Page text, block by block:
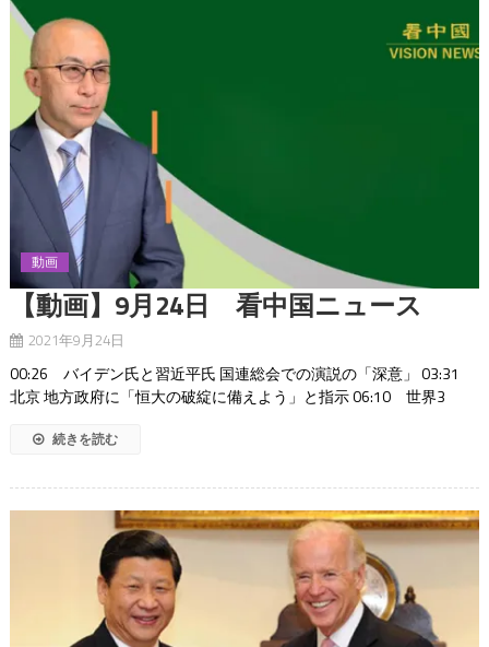
動画
【動画】9月24日 看中国ニュース
2021年9月24日
00:26 バイデン氏と習近平氏 国連総会での演説の「深意」 03:31
北京 地方政府に「恒大の破綻に備えよう」と指示 06:10 世界3
続きを読む